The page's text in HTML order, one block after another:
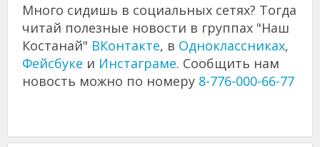
Много сидишь в социальных сетях? Тогда
читай полезные новости в группах "Наш
Костанай" ВКонтакте, в Одноклассниках,
Фейсбуке и Инстаграме. Сообщить нам
новость можно по номеру 8-776-000-66-77